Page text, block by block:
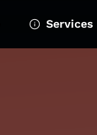
Services